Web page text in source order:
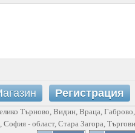
Регистрация
Търново, Видин, Враца, Габрово
, София - област, Стара Загора,